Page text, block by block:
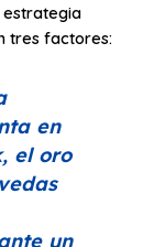
estrategia
tres factores:
en
el oro
un